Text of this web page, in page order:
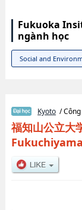
Fukuoka
ngành học
Social and
Kyoto /
福知山公立大
Fukuchiyama